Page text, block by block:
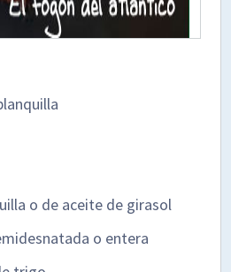
o de aceite de girasol
o entera